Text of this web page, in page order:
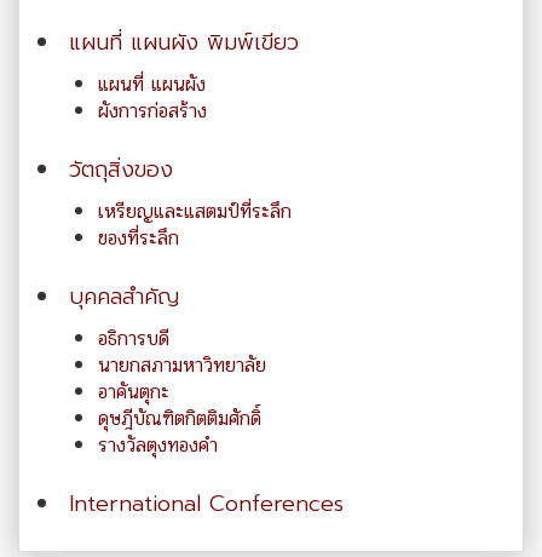
แผนที่ แผนผัง พิมพ์เขียว
แผนที่ แผนผัง
ผังการก่อสร้าง
วัตถุสิ่งของ
เหรียญและแสตมป์ที่ระลึก
ของที่ระลึก
บุคคลสำคัญ
อธิการบดี
นายกสภามหาวิทยาลัย
อาคันตุกะ
ดุษฎีบัณฑิตกิตติมศักดิ์
รางวัลตุงทองคำ
International Conferences